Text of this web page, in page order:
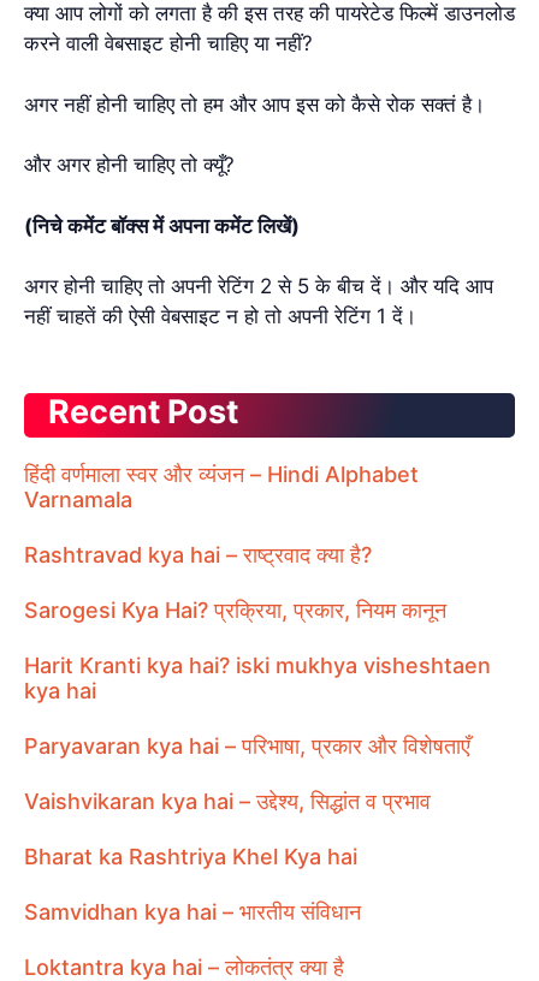
क्या आप लोगों को लगता है की इस तरह कीपायरेटेड फिल्में डाउनलोड
करने वाली वेबसाइट होनी चाहिए या नहीं?
अगर नहीं होनी चाहिए तो हम और आप इस को कैसे रोक सक्तं है।
और अगर होनी चाहिए तो क्यूँ?
(निचे कमेंट बॉक्स में अपना कमेंट लिखें)
अगर होनी चाहिए तो अपनी रेटिंग 2 से 5 के बीच दें । और यदि आप
नहीं चाहतें की ऐसी वेबसाइट न हो तो अपनी रेटिंग 1 दें।
Recent Post
हिंदी वर्णमाला स्वर और व्यंजन – Hindi Alphabet
Varnamala
Rashtravad kya hai – राष्ट्रवाद क्या है?
Sarogesi Kya Hai? प्रक्रिया, प्रकार, नियम कानून
Harit Kranti kya hai? iski mukhya visheshtaen
kya hai
Paryavaran kya hai – परिभाषा, प्रकार और विशेषताएँ
Vaishvikaran kya hai – उद्देश्य, सिद्धांत व प्रभाव
Bharat ka Rashtriya Khel Kya hai
Samvidhan kya hai – भारतीय संविधान
Loktantra kya hai – लोकतंत्र क्या है